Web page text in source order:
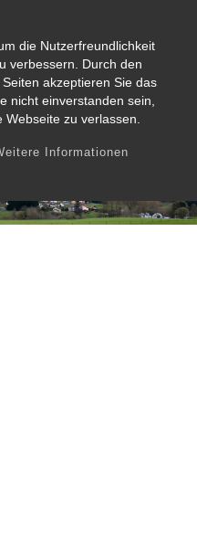
die Nutzerfreundlichkeit
verbessern. Durch den
akzeptieren Sie das
nicht einverstanden sein,
zu verlassen.
Informationen
Eifel